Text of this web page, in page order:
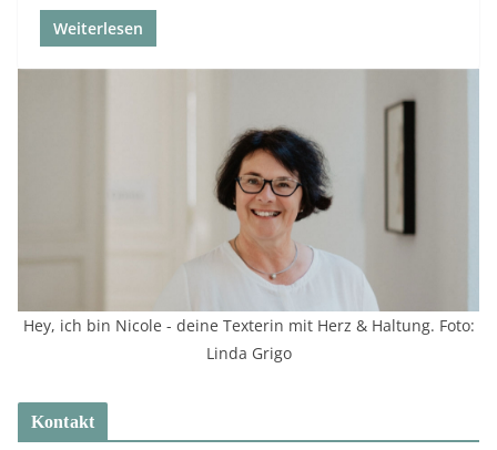
Weiterlesen
Hey, ich bin Nicole - deine Texterin mit Herz & Haltung. Foto:
Linda Grigo
Kontakt